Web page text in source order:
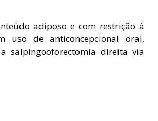
adiposo e com restrição à
uso de anticoncepcional oral,
salpingooforectomia direita via